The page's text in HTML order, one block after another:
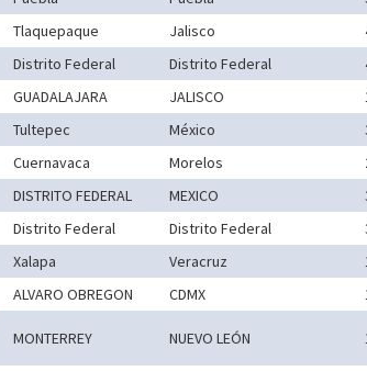
Tlaquepaque Jalisco
Distrito Federal Distrito Federal
GUADALAJARA JALISCO
Tultepec México
Cuernavaca Morelos
DISTRITO FEDERAL MEXICO
Distrito Federal Distrito Federal
Xalapa Veracruz
ALVARO OBREGON CDMX
MONTERREY NUEVO LEÓN